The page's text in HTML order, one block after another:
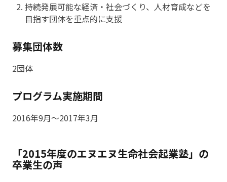
持続発展可能な経済・社会づくり、人材育成などを
目指す団体を重点的に支援
募集団体数
2団体
プログラム実施期間
2016年9月～2017年3月
「2015年度のエヌエヌ生命社会起業塾」の
卒業生の声